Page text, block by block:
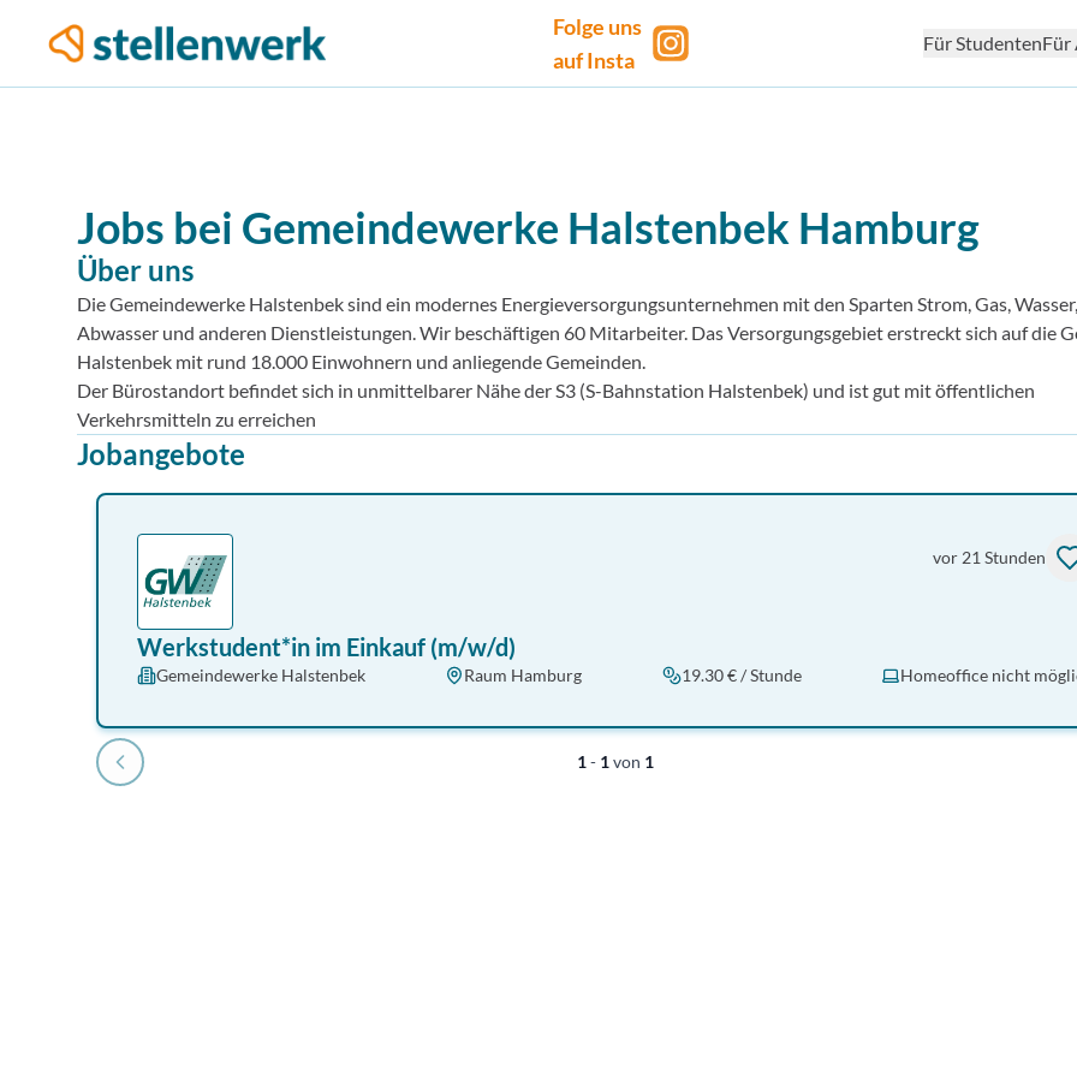
Folge uns
auf Insta
Für StudentenFür
Jobs bei Gemeindewerke Halstenbek Hamburg
Über uns
Die Gemeindewerke Halstenbek sind ein modernes Energieversorgungsunternehmen mit den Sparten Strom, Gas,
Abwasser und anderen Dienstleistungen. Wir beschäftigen 60 Mitarbeiter. Das Versorgungsgebiet erstreckt sich auf die
Halstenbek mit rund 18.000 Einwohnern und anliegende Gemeinden.
Der Bürostandort befindet sich in unmittelbarer Nähe der S3 (S-Bahnstation Halstenbek) und ist gut mit öffentlichen
Verkehrsmitteln zu erreichen
Jobangebote
vor 21 Stunden
Werkstudent*in im Einkauf (m/w/d)
Gemeindewerke Halstenbek Raum Hamburg 19.30 € / Stunde Homeoffice nicht
1- 1von 1